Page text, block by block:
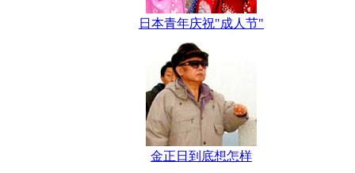
日本青年庆祝"成人节"
金正日到底想怎样